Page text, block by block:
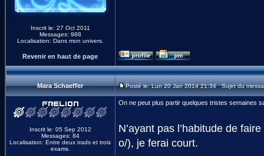
Inscrit le: 27 Oct 2011
Messages: 988
Localisation: Dans mon univers.
Revenir en haut de page
Mara Schaeffer Posté le: Lun 20 Jan 2014 21:34 Sujet du
Inscrit le: 05 Sep 2012
Messages: 84
Localisation: Entre deux trads et trois
exams.
On ne peut plus partir quelques tristes semaines
N’ayant pas l’habitude de
o/), je ferai court.